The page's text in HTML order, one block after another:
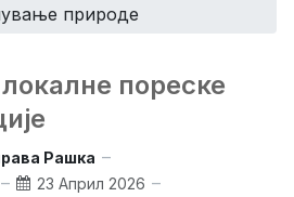
природе
пореске
Рашка
23 Април 2026